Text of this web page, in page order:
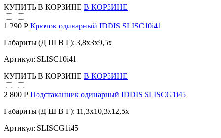
КУПИТЬ В КОРЗИНЕ В КОРЗИНЕ
1 290 Р Крючок одинарный IDDIS SLISC10i41
Габариты (Д Ш В Г): 3,8x3x9,5x
Артикул: SLISC10i41
КУПИТЬ В КОРЗИНЕ В КОРЗИНЕ
2 800 Р Подстаканник одинарный IDDIS SLISCG1i45
Габариты (Д Ш В Г): 11,3x10,3x12,5x
Артикул: SLISCG1i45